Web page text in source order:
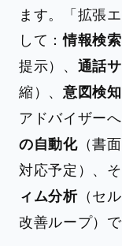
ます。「拡張
して：情報検
提示）、 通話
縮）、 意図検
アドバイザー
の自動化（書
対応予定）、
ィム分析（セ
改善ループ）で